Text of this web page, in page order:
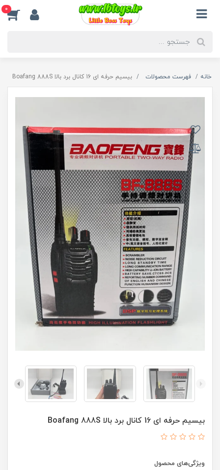
0
خانه فهرست محصولات بیسیم حرفه ای 16 کانال برد بالا Boafang 888S
بیسیم حرفه ای 16 کانال برد بالا Boafang 888S
ویژگی‌های محصول